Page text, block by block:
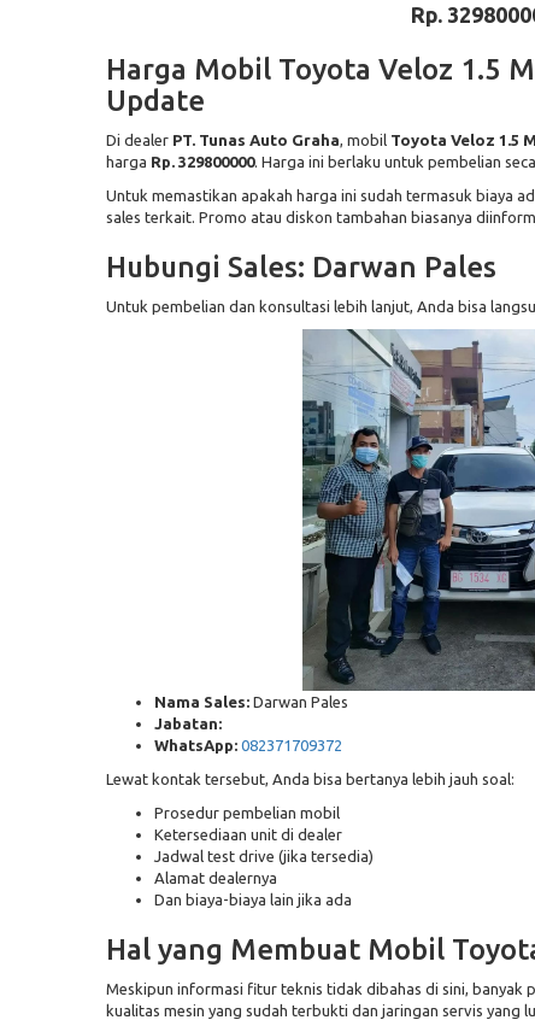
Rp.
Harga Mobil Toyota Veloz 1.5
Update
Di dealer PT. Tunas Auto Graha, mobil Toyota Veloz 1.5
harga Rp. 329800000. Harga ini berlaku untuk pembelian
Untuk memastikan apakah harga ini sudah termasuk biaya
sales terkait. Promo atau diskon tambahan biasanya
Hubungi Sales: Darwan Pales
Untuk pembelian dan konsultasi lebih lanjut, Anda bisa
Nama Sales:Darwan Pales
Jabatan:
WhatsApp: 082371709372
Lewat kontak tersebut, Anda bisa bertanya lebih jauh soal:
Prosedur pembelian mobil
Ketersediaan unit di dealer
Jadwal test drive (jika tersedia)
Alamat dealernya
Dan biaya-biaya lain jika ada
Hal yang Membuat Mobil
Meskipun informasi fitur teknis tidak dibahas di sini, banyak
kualitas mesin yang sudah terbukti dan jaringan servis yang